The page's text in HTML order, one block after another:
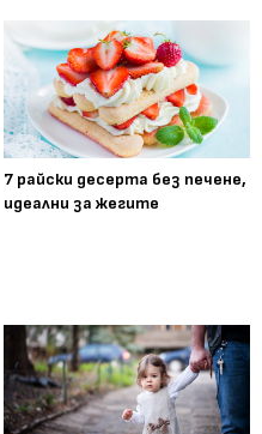
7 райски десерта без печене,
идеални за жегите